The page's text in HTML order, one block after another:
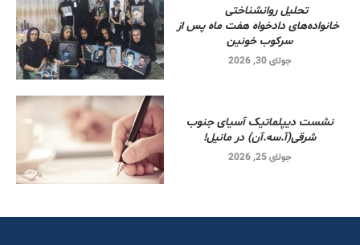
تحلیل روانشناختی
خانواده‌های دادخواه هفت ماه پس از
سرکوب خونین
جولای 30, 2026
نشست دیپلماتیک آسیای جنوب
شرقی‌(آ.سه.آن) در مانیل!
جولای 25, 2026